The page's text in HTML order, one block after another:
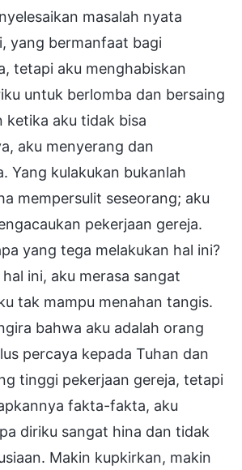
masalah nyata
yang bermanfaat bagi
tetapi aku menghabiskan
untuk berlomba dan bersaing
ketika aku tidak bisa
aku menyerang dan
Yang kulakukan bukanlah
mempersulit seseorang; aku
pekerjaan gereja.
yang tega melakukan hal ini?
ini, aku merasa sangat
tak mampu menahan tangis.
bahwa aku adalah orang
percaya kepada Tuhan dan
tinggi pekerjaan gereja, tetapi
fakta-fakta, aku
diriku sangat hina dan tidak
Makin kupkirkan, makin